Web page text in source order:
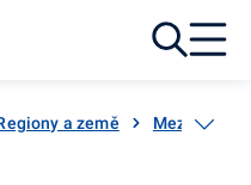
a země